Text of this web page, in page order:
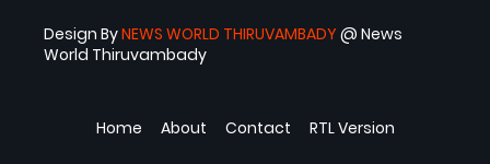
Design ByNEWS WORLD THIRUVAMBADY @ News
World Thiruvambady
Home
About Contact RTL Version